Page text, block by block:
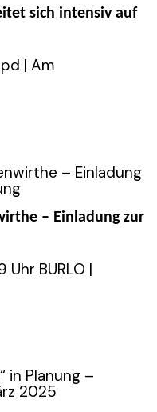
sich intensiv auf
| Am
– Einladung zur
Uhr BURLO |